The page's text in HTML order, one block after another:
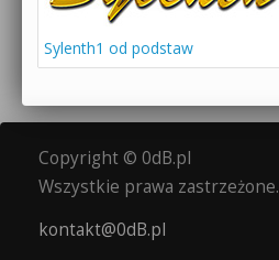
Sylenth1 od podstaw
Copyright © 0dB.pl
Wszystkie prawa zastrzeżone.
kontakt@0dB.pl